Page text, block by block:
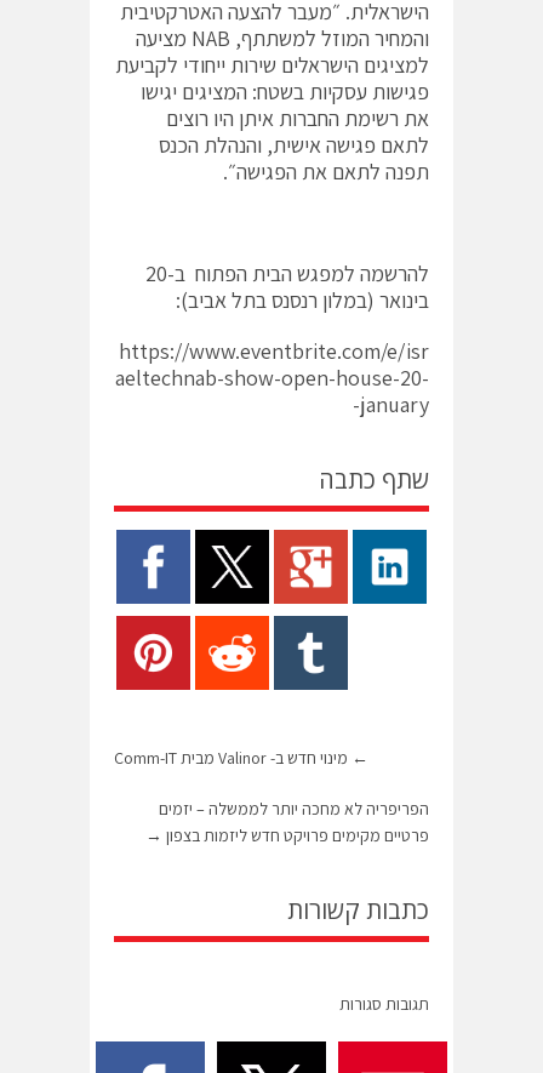
הישראלית. ״מעבר להצעה האטרקטיבית
והמחיר המוזל למשתתף, NAB מציעה
למציגים הישראלים שירות ייחודי לקביעת
פגישות עסקיות בשטח: המציגים יגישו
את רשימת החברות איתן היו רוצים
לתאם פגישה אישית, והנהלת הכנס
תפנה לתאם את הפגישה״.
להרשמה למפגש הבית הפתוח ב-20
בינואר (במלון רנסנס בתל אביב):
https://www.eventbrite.com/e/isr
aeltechnab-show-open-house-20-
january-
שתף כתבה
← מינוי חדש ב- Valinor מבית Comm-IT
הפריפריה לא מחכה יותר לממשלה – יזמים
פרטיים מקימים פרויקט חדש ליזמות בצפון →
כתבות קשורות
תגובות סגורות